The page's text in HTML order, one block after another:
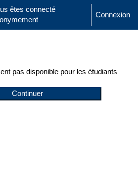
la saisie de recherche
êtes connecté
Connexion
pas disponible pour les étudiants
Continuer